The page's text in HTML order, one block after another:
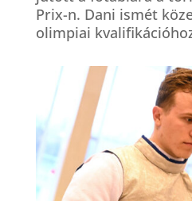
Prix-n. Dani ismét
olimpiai